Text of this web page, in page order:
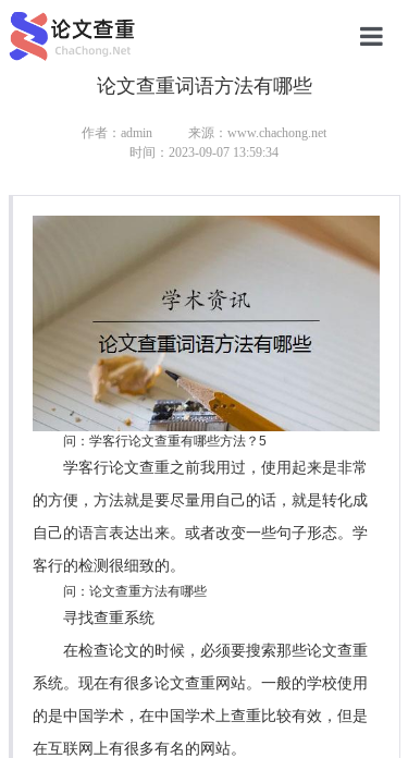
研究生论
论文查重词语方法有哪些
作者：admin
来源：www.chachong.net
时间：2023-09-07 13:59:34
问：学客行论文查重有哪些方法？5
学客行论文查重之前我用过，使用起来是非常
的方便，方法就是要尽量用自己的话，就是转化成
自己的语言表达出来。或者改变一些句子形态。学
客行的检测很细致的。
问：论文查重方法有哪些
寻找查重系统
在检查论文的时候，必须要搜索那些论文查重
系统。现在有很多论文查重网站。一般的学校使用
的是中国学术，在中国学术上查重比较有效，但是
在互联网上有很多有名的网站。